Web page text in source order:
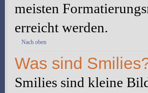
meisten
erreicht werden.
Nach oben
Was sind
Smilies sind kleine